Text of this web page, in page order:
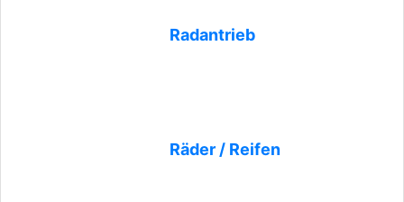
Radantrieb
Räder / Reifen